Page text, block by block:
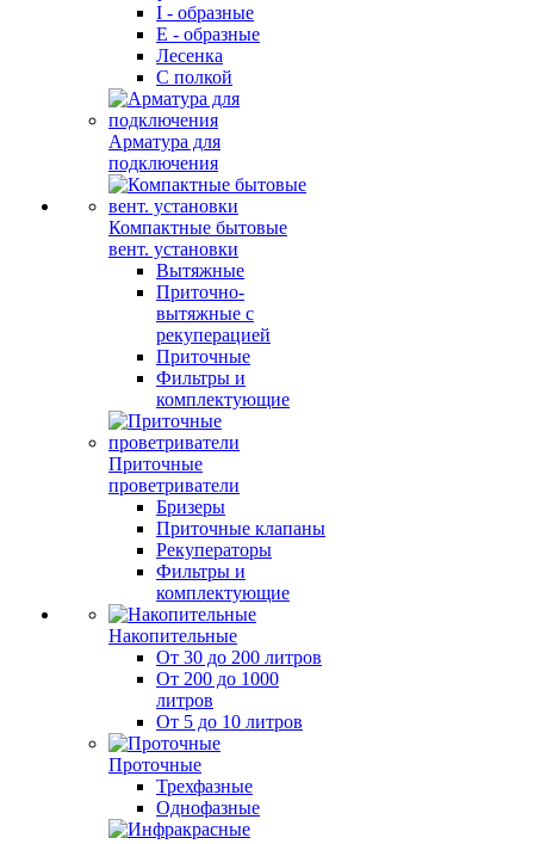
I - образные
E - образные
Лесенка
С полкой
Арматура для
подключения
Компактные бытовые
вент. установки
Вытяжные
Приточно-
вытяжные с
рекуперацией
Приточные
Фильтры и
комплектующие
Приточные
проветриватели
Бризеры
Приточные клапаны
Рекуператоры
Фильтры и
комплектующие
Накопительные
От 30 до 200 литров
От 200 до 1000
литров
От 5 до 10 литров
Проточные
Трехфазные
Однофазные